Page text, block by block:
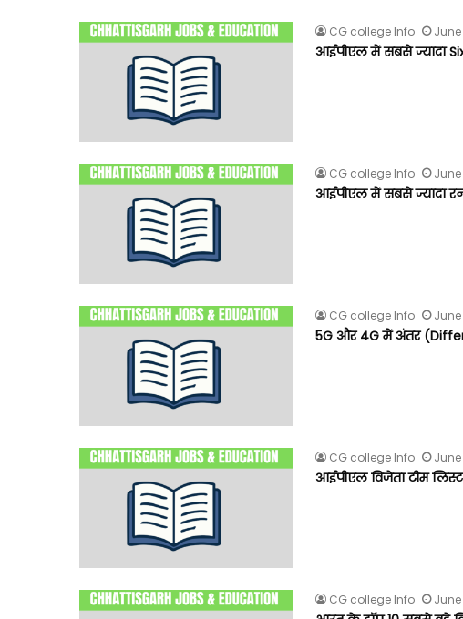
CG college Info June
आईपीएल में सबसे ज्यादा
CG college Info June
आईपीएल में सबसे ज्यादा
CG college Info June
5G और 4G में अंतर
CG college Info June
आईपीएल विजेता टीम
CG college Info June